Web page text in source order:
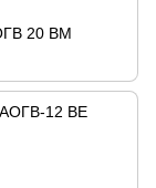
20 ВМ